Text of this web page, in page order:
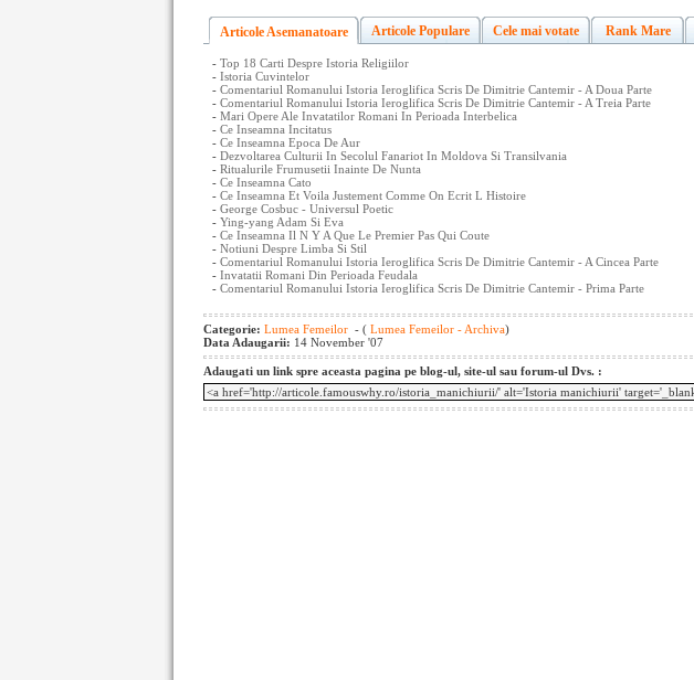
Articole Asemanatoare Articole Populare Cele mai votate Rank Mare
- Top 18 Carti Despre Istoria Religiilor
- Istoria Cuvintelor
- Comentariul Romanului Istoria Ieroglifica Scris De Dimitrie Cantemir - A Doua Parte
- Comentariul Romanului Istoria Ieroglifica Scris De Dimitrie Cantemir - A Treia Parte
- Mari Opere Ale Invatatilor Romani In Perioada Interbelica
- Ce Inseamna Incitatus
- Ce Inseamna Epoca De Aur
- Dezvoltarea Culturii In Secolul Fanariot In Moldova Si Transilvania
- Ritualurile Frumusetii Inainte De Nunta
- Ce Inseamna Cato
- Ce Inseamna Et Voila Justement Comme On Ecrit L Histoire
- George Cosbuc - Universul Poetic
- Ying-yang Adam Si Eva
- Ce Inseamna Il N Y A Que Le Premier Pas Qui Coute
- Notiuni Despre Limba Si Stil
- Comentariul Romanului Istoria Ieroglifica Scris De Dimitrie Cantemir - A Cincea Parte
- Invatatii Romani Din Perioada Feudala
- Comentariul Romanului Istoria Ieroglifica Scris De Dimitrie Cantemir - Prima Parte
Categorie: Lumea Femeilor - ( Lumea Femeilor - Archiva)
Data Adaugarii: 14 November '07
Adaugati un link spre aceasta pagina pe blog-ul, site-ul sau forum-ul Dvs. :